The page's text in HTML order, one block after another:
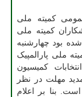
کمیته ملی
کمیته ملی
آذرماه) شروع شده بود چهارشنبه
ملی پارالمپیک
کمیسیون
مهلت در نظر
بنا بر اعلام